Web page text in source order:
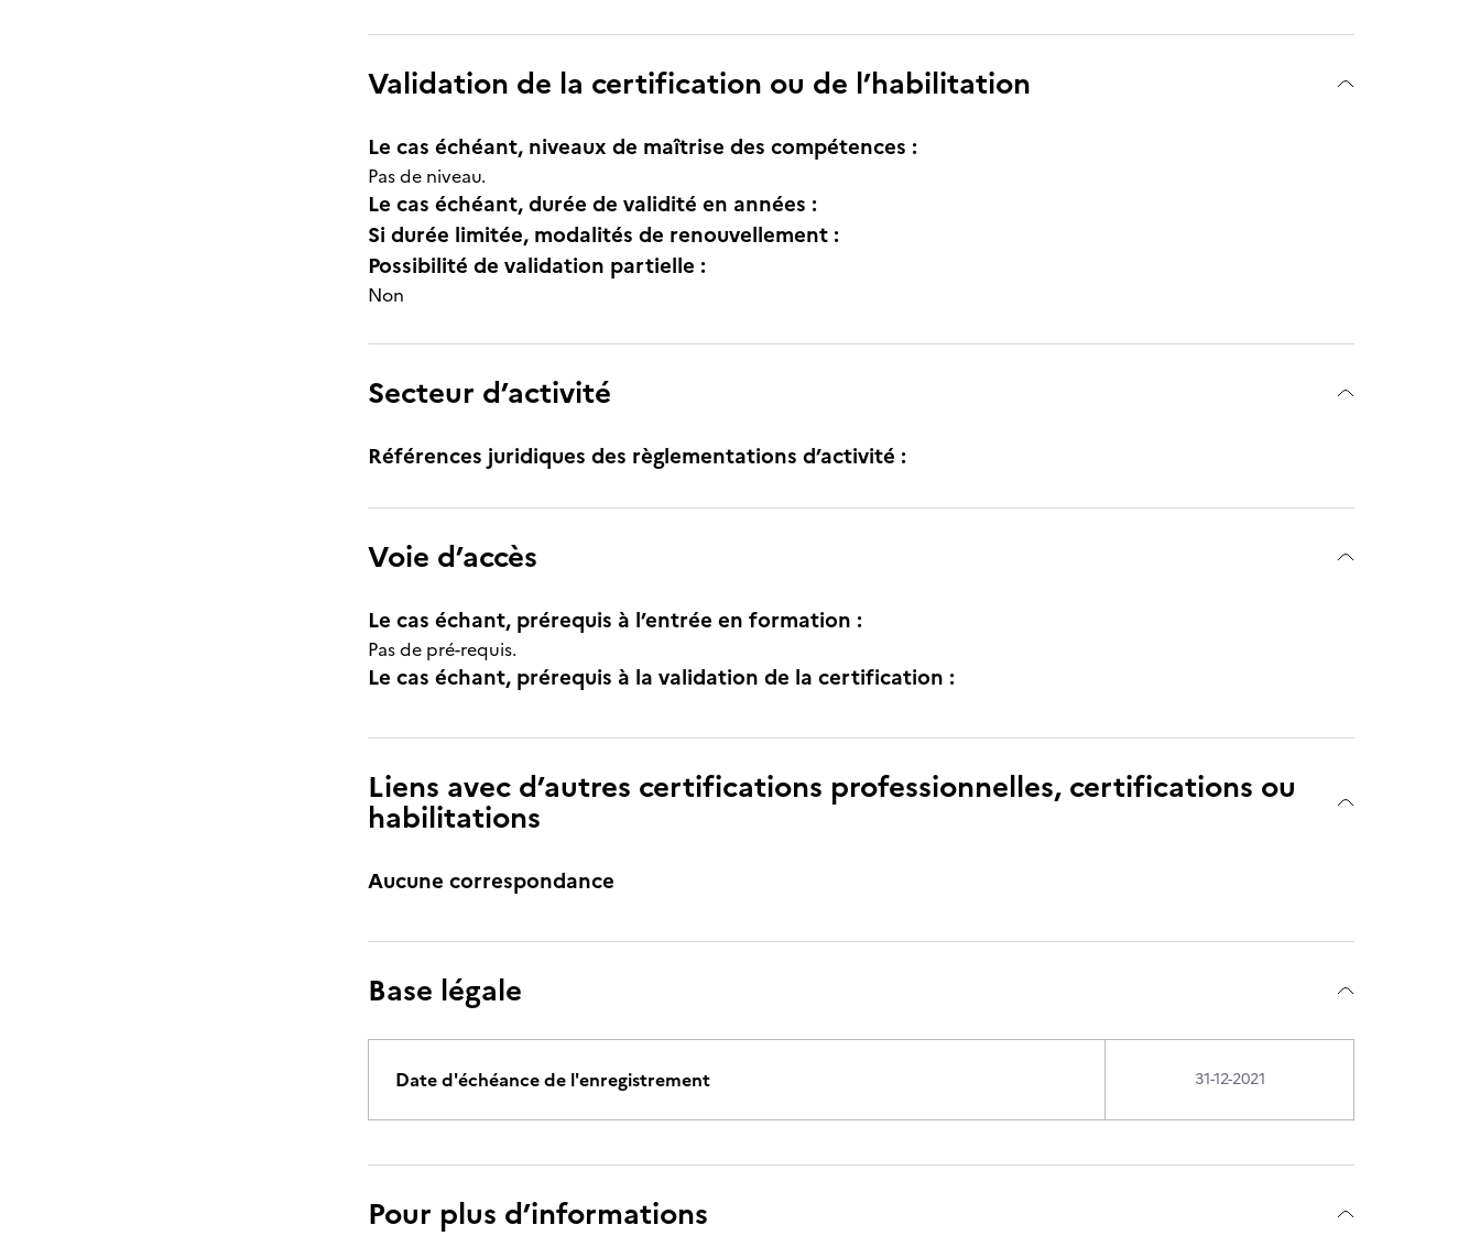
Validation de la certification ou de l’habilitation
Le cas échéant, niveaux de maîtrise des compétences :
Pas de niveau.
Le cas échéant, durée de validité en années :
Si durée limitée, modalités de renouvellement :
Possibilité de validation partielle :
Non
Secteur d’activité
Références juridiques des règlementations d’activité :
Voie d’accès
Le cas échant, prérequis à l’entrée en formation :
Pas de pré-requis.
Le cas échant, prérequis à la validation de la certification :
Liens avec d’autres certifications professionnelles, certifications ou
habilitations
Aucune correspondance
Base légale
Date d'échéance de l'enregistrement 31-12-2021
Pour plus d’informations